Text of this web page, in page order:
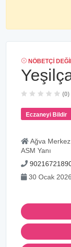
NÖBETÇI
(0)
Eczaneyi Bildir
Ağva
ASM Yanı
30 Ocak 2026